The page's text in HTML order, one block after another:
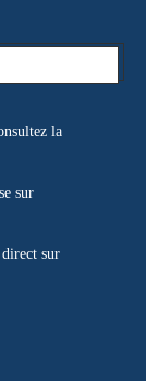
la
sur
direct sur